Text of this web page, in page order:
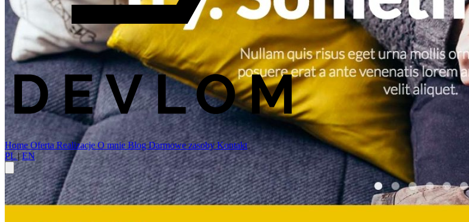
HomeOferta RealizacjeO mnieBlogDarmowe zasobyKontakt
PL| EN